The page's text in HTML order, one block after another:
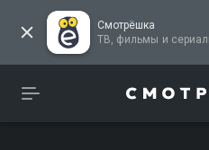
Смотрёшка
ТВ, фильмы и